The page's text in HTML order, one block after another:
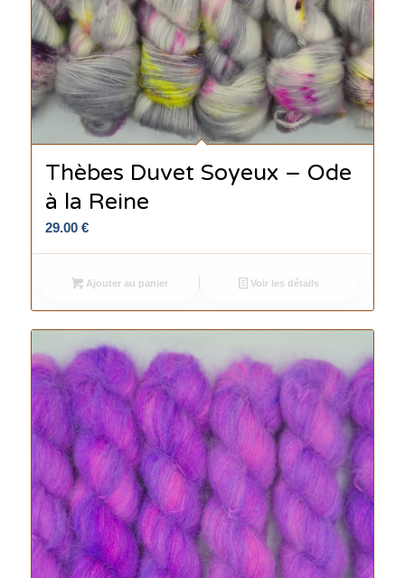
Thèbes Duvet Soyeux – Ode
à la Reine
29.00 €
Ajouter au panier Voir les détails